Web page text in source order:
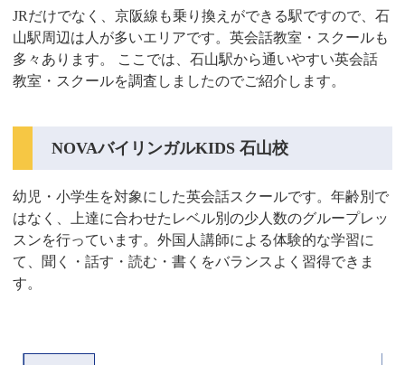
JRだけでなく、京阪線も乗り換えができる駅ですので、石
山駅周辺は人が多いエリアです。英会話教室・スクールも
多々あります。 ここでは、石山駅から通いやすい英会話
教室・スクールを調査しましたのでご紹介します。
NOVAバイリンガルKIDS 石山校
幼児・小学生を対象にした英会話スクールです。年齢別で
はなく、上達に合わせたレベル別の少人数のグループレッ
スンを行っています。外国人講師による体験的な学習に
て、聞く・話す・読む・書くをバランスよく習得できま
す。